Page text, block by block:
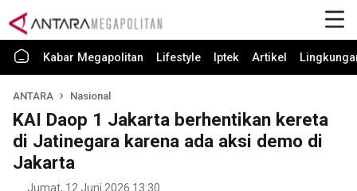
Kabar Megapolitan Lifestyle Iptek Artikel
ANTARA Nasional
KAI Daop 1 Jakarta berhentikan kereta
di Jatinegara karena ada aksi demo di
Jakarta
Jumat, 12 Juni 2026 13:30